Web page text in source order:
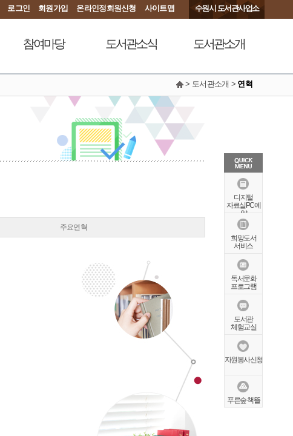
로그인 회원가입 온라인정회원신청 사이트맵 수원시 도서관사업소
참여마당 도서관소식
공개자료실
도서관소개
연혁
> 도서관소개 > 연혁
주요연혁
디지털
자료실PC예
약
희망도서
서비스
독서문화
프로그램
도서관
체험교실
자원봉사신청
푸른숲 책뜰